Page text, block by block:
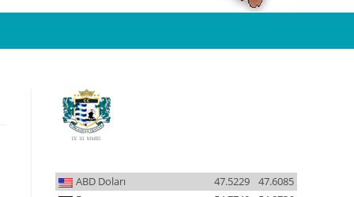
ABD Doları 47.6085
47.5229